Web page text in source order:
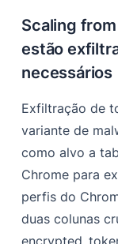
Scaling
estão
necessários
Exfiltração de
variante de
como alvo a
Chrome para
perfis do
duas colunas